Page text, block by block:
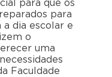
para que os
para
a dia escolar e
o
uma
Faculdade